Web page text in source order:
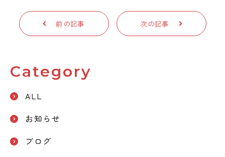
前の記事 次の記事
Category
ALL
お知らせ
ブログ